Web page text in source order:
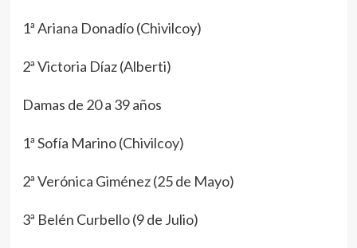
1ª Ariana Donadío (Chivilcoy)
2ª Victoria Díaz (Alberti)
Damas de 20 a 39 años
1ª Sofía Marino (Chivilcoy)
2ª Verónica Giménez (25 de Mayo)
3ª Belén Curbello (9 de Julio)